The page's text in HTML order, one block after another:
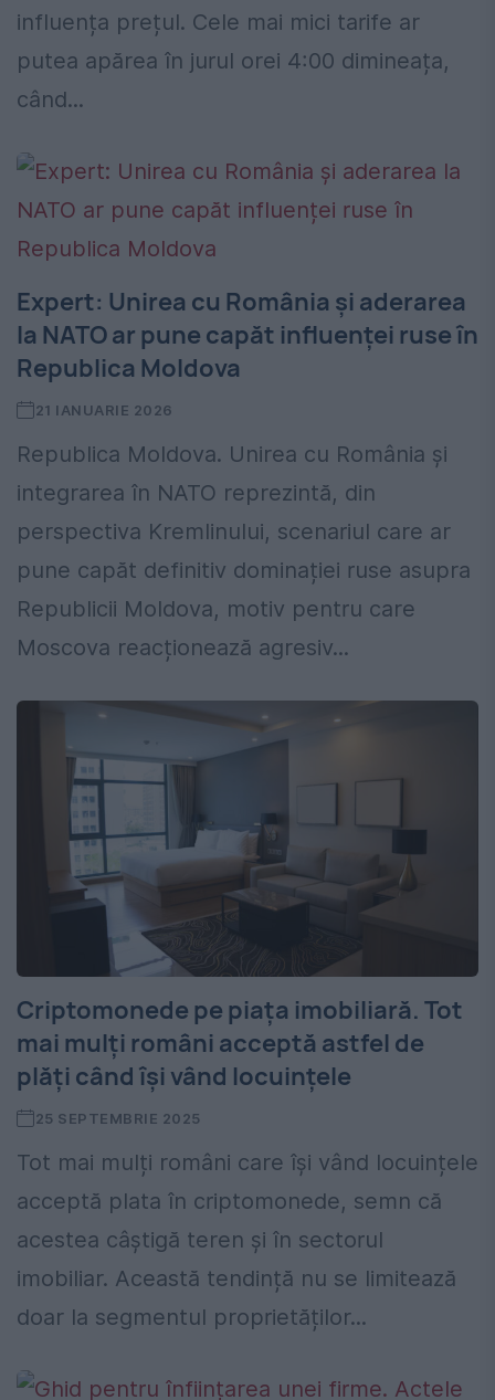
influența prețul. Cele mai mici tarife ar
putea apărea în jurul orei 4:00 dimineața,
când...
Expert: Unirea cu România și aderarea
la NATO ar pune capăt influenței ruse în
Republica Moldova
21 IANUARIE 2026
Republica Moldova. Unirea cu România și
integrarea în NATO reprezintă, din
perspectiva Kremlinului, scenariul care ar
pune capăt definitiv dominației ruse asupra
Republicii Moldova, motiv pentru care
Moscova reacționează agresiv...
Criptomonede pe piața imobiliară. Tot
mai mulți români acceptă astfel de
plăți când își vând locuințele
25 SEPTEMBRIE 2025
Tot mai mulți români care își vând locuințele
acceptă plata în criptomonede, semn că
acestea câștigă teren și în sectorul
imobiliar. Această tendință nu se limitează
doar la segmentul proprietăților...